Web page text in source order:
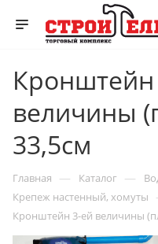
Кронштейн
величины
33,5см
Главная — Каталог —
Крепеж настенный, хомуты
Кронштейн 3-ей величины